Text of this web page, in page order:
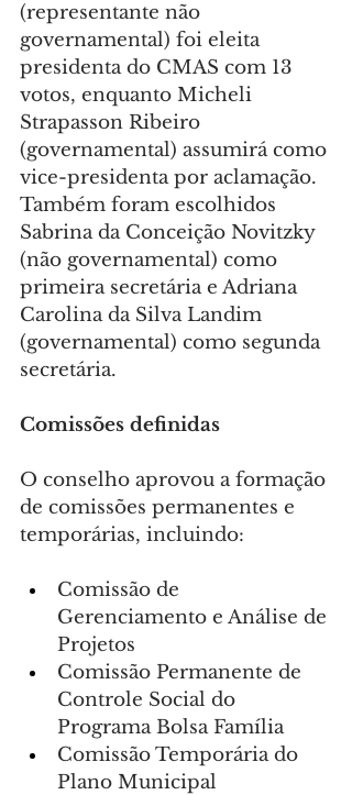
(representante não
governamental) foi eleita
presidenta do CMAS com 13
votos, enquanto Micheli
Strapasson Ribeiro
(governamental) assumirá como
vice-presidenta por aclamação.
Também foram escolhidos
Sabrina da Conceição Novitzky
(não governamental) como
primeira secretária e Adriana
Carolina da Silva Landim
(governamental) como segunda
secretária.
Comissões definidas
O conselho aprovou a formação
de comissões permanentes e
temporárias, incluindo:
Comissão de
Gerenciamento e Análise de
Projetos
Comissão Permanente de
Controle Social do
Programa Bolsa Família
Comissão Temporária do
Plano Municipal